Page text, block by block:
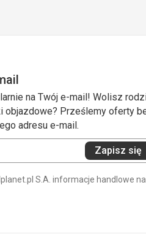
na Twój e-mail! Wolisz
Prześlemy oferty
adresu e-mail.
Zapisz się
S.A. informacje handlowe